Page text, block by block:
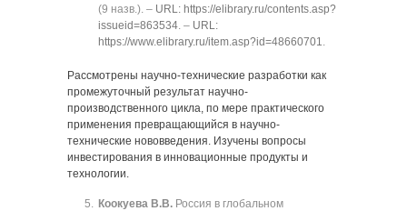
(9 назв.). ‒ URL: https://elibrary.ru/contents.asp?
issueid=863534. ‒ URL:
https://www.elibrary.ru/item.asp?id=48660701.
Рассмотрены научно-технические разработки как
промежуточный результат научно-
производственного цикла, по мере практического
применения превращающийся в научно-
технические нововведения. Изучены вопросы
инвестирования в инновационные продукты и
технологии.
Коокуева В.В. Россия в глобальном